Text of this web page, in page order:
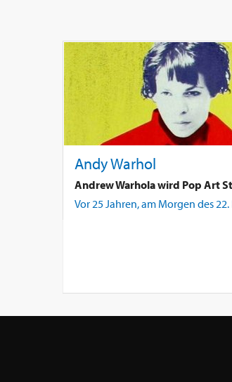
Andy Warhol
Andrew Warhola wird Pop Art
Vor 25 Jahren, am Morgen des